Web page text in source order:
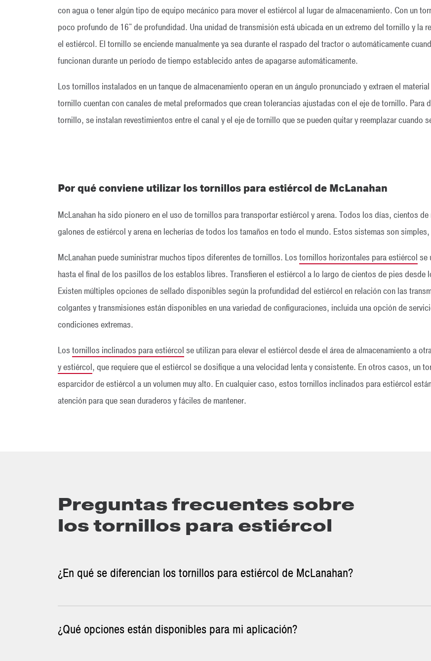
con agua o tener algún tipo de equipo mecánico para mover el estiércol al lugar de almacenamiento. Con un
poco profundo de 16" de profundidad. Una unidad de transmisión está ubicada en un extremo del tornillo y la
el estiércol. El tornillo se enciende manualmente ya sea durante el raspado del tractor o automáticamente
funcionan durante un período de tiempo establecido antes de apagarse automáticamente.
Los tornillos instalados en un tanque de almacenamiento operan en un ángulo pronunciado y extraen el
tornillo cuentan con canales de metal preformados que crean tolerancias ajustadas con el eje de tornillo. Para
tornillo, se instalan revestimientos entre el canal y el eje de tornillo que se pueden quitar y reemplazar cuando
Por qué conviene utilizar los tornillos para estiércol de McLanahan
McLanahan ha sido pionero en el uso de tornillos para transportar estiércol y arena. Todos los días, cientos
galones de estiércol y arena en lecherías de todos los tamaños en todo el mundo. Estos sistemas son
McLanahan puede suministrar muchos tipos diferentes de tornillos. Los tornillos horizontales para estiércol se
hasta el final de los pasillos de los establos libres. Transfieren el estiércol a lo largo de cientos de pies desde
Existen múltiples opciones de sellado disponibles según la profundidad del estiércol en relación con las
colgantes y transmisiones están disponibles en una variedad de configuraciones, incluida una opción de
condiciones extremas.
Los tornillos inclinados para estiércol se utilizan para elevar el estiércol desde el área de almacenamiento a
y estiércol, que requiere que el estiércol se dosifique a una velocidad lenta y consistente. En otros casos, un
esparcidor de estiércol a un volumen muy alto. En cualquier caso, estos tornillos inclinados para estiércol
atención para que sean duraderos y fáciles de mantener.
Preguntas frecuentes sobre
los tornillos para estiércol
¿En qué se diferencian los tornillos para estiércol de McLanahan?
Los tornillos para estiércol de McLanahan fueron diseñados originalmente para transportar estiércol
¿Qué opciones están disponibles para mi aplicación?